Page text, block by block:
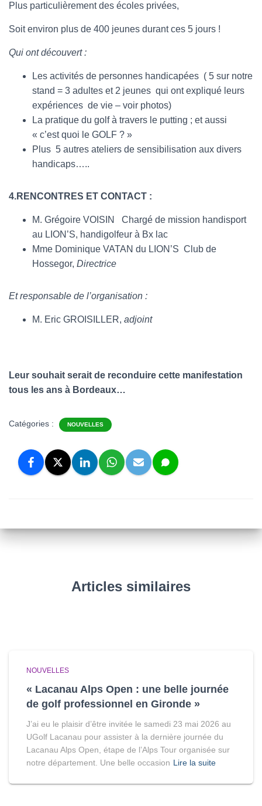
Plus particulièrement des écoles privées,
Soit environ plus de 400 jeunes durant ces 5 jours !
Qui ont découvert :
Les activités de personnes handicapées ( 5 sur notre
stand = 3 adultes et 2 jeunes qui ont expliqué leurs
expériences de vie – voir photos)
La pratique du golf à travers le putting ; et aussi
« c’est quoi le GOLF ? »
Plus 5 autres ateliers de sensibilisation aux divers
handicaps…..
4.RENCONTRES ET CONTACT :
M. Grégoire VOISIN Chargé de mission handisport
au LION’S, handigolfeur à Bx lac
Mme Dominique VATAN du LION’S Club de
Hossegor, Directrice
Et responsable de l’organisation :
M. Eric GROISILLER, adjoint
Leur souhait serait de reconduire cette manifestation
tous les ans à Bordeaux…
Catégories : NOUVELLES
Articles similaires
NOUVELLES
« Lacanau Alps Open : une belle journée
de golf professionnel en Gironde »
J’ai eu le plaisir d’être invitée le samedi 23 mai 2026 au
UGolf Lacanau pour assister à la dernière journée du
Lacanau Alps Open, étape de l’Alps Tour organisée sur
notre département. Une belle occasion Lire la suite